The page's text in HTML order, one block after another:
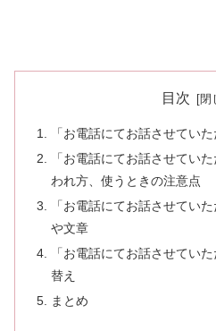
目次
「お電話にてお話させてい
「お電話にてお話させてい
われ方、使うときの注意点
「お電話にてお話させてい
や文章
「お電話にてお話させてい
替え
まとめ